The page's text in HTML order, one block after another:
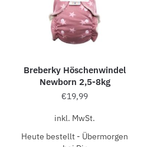
Breberky Höschenwindel
Newborn 2,5-8kg
€19,99
inkl. MwSt.
Heute bestellt - Übermorgen